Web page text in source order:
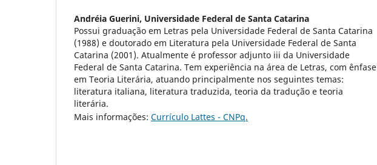
Andréia Guerini, Universidade Federal de Santa Catarina
Possui graduação em Letras pela Universidade Federal de Santa Catarina
(1988) e doutorado em Literatura pela Universidade Federal de Santa
Catarina (2001). Atualmente é professor adjunto iii da Universidade
Federal de Santa Catarina. Tem experiência na área de Letras, com ênfase
em Teoria Literária, atuando principalmente nos seguintes temas:
literatura italiana, literatura traduzida, teoria da tradução e teoria
literária.
Mais informações: Currículo Lattes - CNPq.